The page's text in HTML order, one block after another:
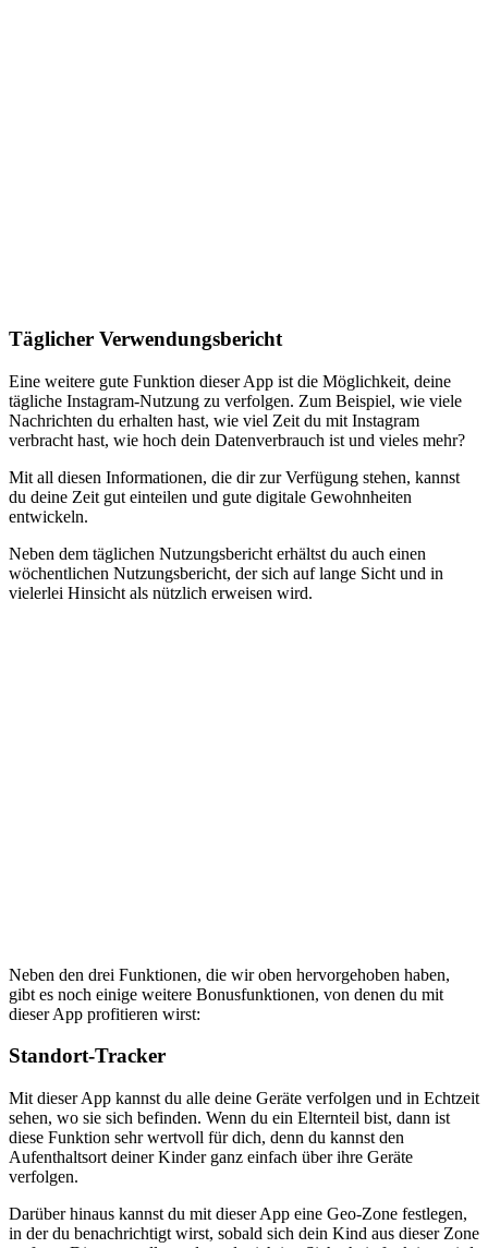
Täglicher Verwendungsbericht
Eine weitere gute Funktion dieser App ist die Möglichkeit, deine
tägliche Instagram-Nutzung zu verfolgen. Zum Beispiel, wie viele
Nachrichten du erhalten hast, wie viel Zeit du mit Instagram
verbracht hast, wie hoch dein Datenverbrauch ist und vieles mehr?
Mit all diesen Informationen, die dir zur Verfügung stehen, kannst
du deine Zeit gut einteilen und gute digitale Gewohnheiten
entwickeln.
Neben dem täglichen Nutzungsbericht erhältst du auch einen
wöchentlichen Nutzungsbericht, der sich auf lange Sicht und in
vielerlei Hinsicht als nützlich erweisen wird.
Neben den drei Funktionen, die wir oben hervorgehoben haben,
gibt es noch einige weitere Bonusfunktionen, von denen du mit
dieser App profitieren wirst:
Standort-Tracker
Mit dieser App kannst du alle deine Geräte verfolgen und in Echtzeit
sehen, wo sie sich befinden. Wenn du ein Elternteil bist, dann ist
diese Funktion sehr wertvoll für dich, denn du kannst den
Aufenthaltsort deiner Kinder ganz einfach über ihre Geräte
verfolgen.
Darüber hinaus kannst du mit dieser App eine Geo-Zone festlegen,
in der du benachrichtigt wirst, sobald sich dein Kind aus dieser Zone